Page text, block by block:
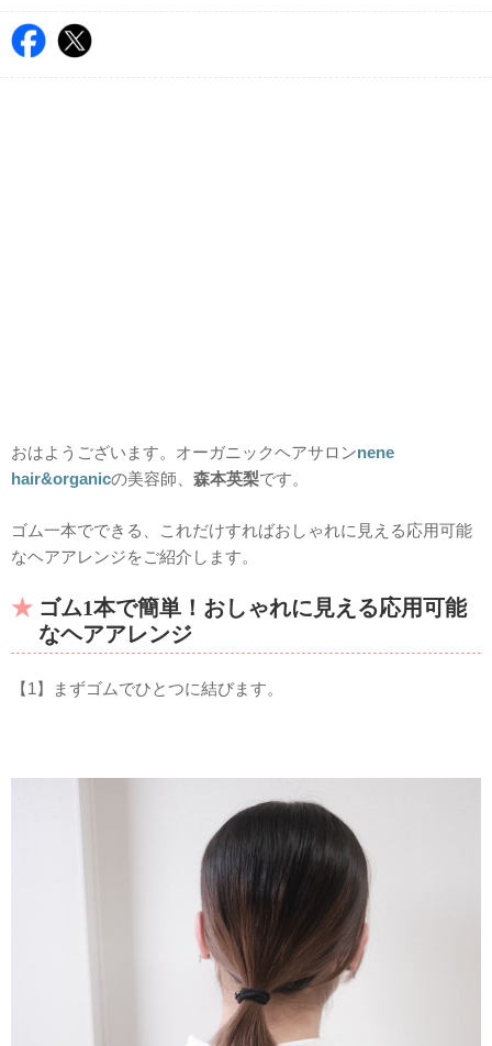
おはようございます。オーガニックヘアサロンnene
hair&organicの美容師、 森本英梨です。
ゴム一本でできる、これだけすればおしゃれに見える応用可能
なヘアアレンジをご紹介します。
ゴム1本で簡単！おしゃれに見える応用可能
なヘアアレンジ
【1】まずゴムでひとつに結びます。